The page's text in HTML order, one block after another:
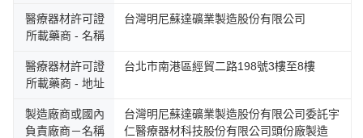
醫療器材許可證
所載藥商 - 名稱
台灣明尼蘇達礦業製造股份有限公司
醫療器材許可證
所載藥商 - 地址
台北市南港區經貿二路198號3樓至8樓
製造廠商或國內
負責廠商－名稱
台灣明尼蘇達礦業製造股份有限公司委託宇
仁醫療器材科技股份有限公司頭份廠製造